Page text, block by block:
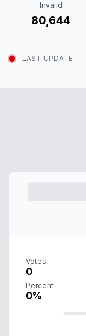
Invalid
80,644
LAST UPDATE
Votes
0
Percent
0%